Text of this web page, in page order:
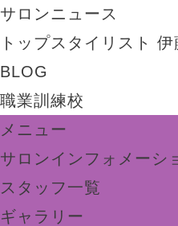
サロンニュース
トップスタイリスト 伊
BLOG
職業訓練校
メニュー
サロンインフォメーシ
スタッフ一覧
ギャラリー